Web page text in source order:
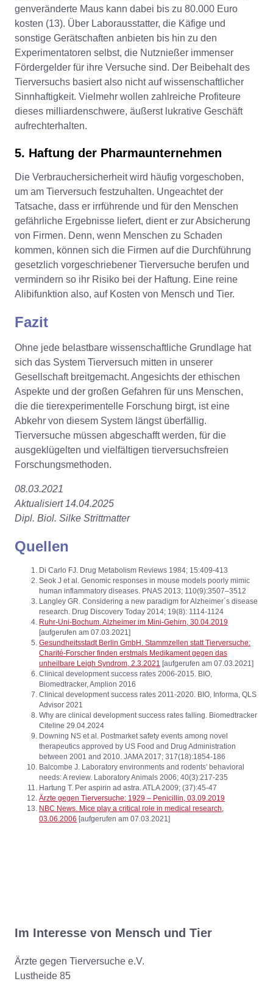
genveränderte Maus kann dabei bis zu 80.000 Euro
kosten (13). Über Laborausstatter, die Käfige und
sonstige Gerätschaften anbieten bis hin zu den
Experimentatoren selbst, die Nutznießer immenser
Fördergelder für ihre Versuche sind. Der Beibehalt des
Tierversuchs basiert also nicht auf wissenschaftlicher
Sinnhaftigkeit. Vielmehr wollen zahlreiche Profiteure
dieses milliardenschwere, äußerst lukrative Geschäft
aufrechterhalten.
5. Haftung der Pharmaunternehmen
Die Verbrauchersicherheit wird häufig vorgeschoben,
um am Tierversuch festzuhalten. Ungeachtet der
Tatsache, dass er irrführende und für den Menschen
gefährliche Ergebnisse liefert, dient er zur Absicherung
von Firmen. Denn, wenn Menschen zu Schaden
kommen, können sich die Firmen auf die Durchführung
gesetzlich vorgeschriebener Tierversuche berufen und
vermindern so ihr Risiko bei der Haftung. Eine reine
Alibifunktion also, auf Kosten von Mensch und Tier.
Fazit
Ohne jede belastbare wissenschaftliche Grundlage hat
sich das System Tierversuch mitten in unserer
Gesellschaft breitgemacht. Angesichts der ethischen
Aspekte und der großen Gefahren für uns Menschen,
die die tierexperimentelle Forschung birgt, ist eine
Abkehr von diesem System längst überfällig.
Tierversuche müssen abgeschafft werden, für die
ausgeklügelten und vielfältigen tierversuchsfreien
Forschungsmethoden.
08.03.2021
Aktualisiert 14.04.2025
Dipl. Biol. Silke Strittmatter
Quellen
Di Carlo FJ. Drug Metabolism Reviews 1984; 15:409-413
Seok J et al. Genomic responses in mouse models poorly mimic
human inflammatory diseases. PNAS 2013; 110(9):3507–3512
Langley GR. Considering a new paradigm for Alzheimer´s disease
research. Drug Discovery Today 2014; 19(8): 1114-1124
Ruhr-Uni-Bochum. Alzheimer im Mini-Gehirn, 30.04.2019
[aufgerufen am 07.03.2021]
Gesundheitsstadt Berlin GmbH. Stammzellen statt Tierversuche:
Charité-Forscher finden erstmals Medikament gegen das
unheilbare Leigh Syndrom, 2.3.2021 [aufgerufen am 07.03.2021]
Clinical development success rates 2006-2015. BIO,
Biomedtracker, Amplion 2016
Clinical development success rates 2011-2020. BIO, Informa, QLS
Advisor 2021
Why are clinical development success rates falling. Biomedtracker
Citeline 29.04.2024
Downing NS et al. Postmarket safety events among novel
therapeutics approved by US Food and Drug Administration
between 2001 and 2010. JAMA 2017; 317(18):1854-186
Balcombe J. Laboratory environments and rodents' behavioral
needs: A review. Laboratory Animals 2006; 40(3):217-235
Hartung T. Per aspirin ad astra. ATLA 2009; (37):45-47
Ärzte gegen Tierversuche: 1929 – Penicillin, 03.09.2019
NBC News. Mice play a critical role in medical research,
03.06.2006 [aufgerufen am 07.03.2021]
Im Interesse von Mensch und Tier
Ärzte gegen Tierversuche e.V.
Lustheide 85